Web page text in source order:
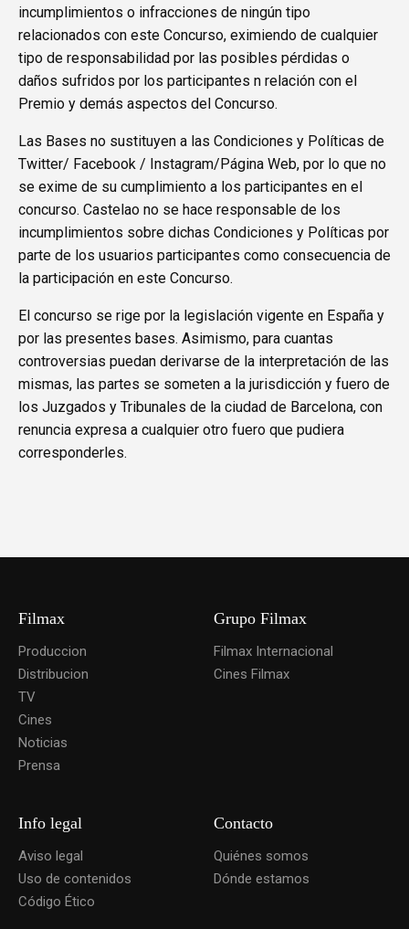
incumplimientos o infracciones de ningún tipo
relacionados con este Concurso, eximiendo de cualquier
tipo de responsabilidad por las posibles pérdidas o
daños sufridos por los participantes n relación con el
Premio y demás aspectos del Concurso.
Las Bases no sustituyen a las Condiciones y Políticas de
Twitter/ Facebook / Instagram/Página Web, por lo que no
se exime de su cumplimiento a los participantes en el
concurso. Castelao no se hace responsable de los
incumplimientos sobre dichas Condiciones y Políticas por
parte de los usuarios participantes como consecuencia de
la participación en este Concurso.
El concurso se rige por la legislación vigente en España y
por las presentes bases. Asimismo, para cuantas
controversias puedan derivarse de la interpretación de las
mismas, las partes se someten a la jurisdicción y fuero de
los Juzgados y Tribunales de la ciudad de Barcelona, con
renuncia expresa a cualquier otro fuero que pudiera
corresponderles.
Filmax
Produccion
Distribucion
TV
Cines
Noticias
Prensa
Grupo Filmax
Filmax Internacional
Cines Filmax
Info legal
Aviso legal
Uso de contenidos
Código Ético
Contacto
Quiénes somos
Dónde estamos